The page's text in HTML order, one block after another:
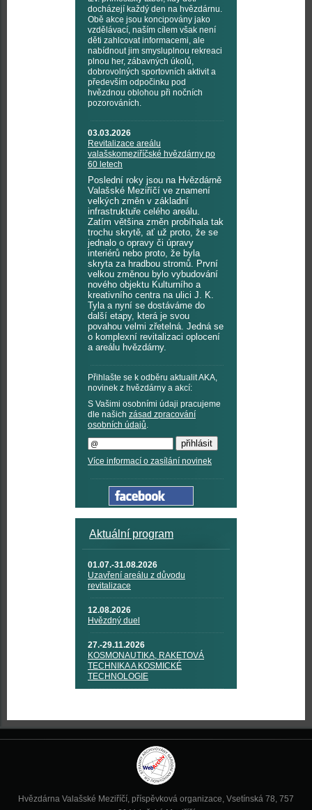
docházejí každý den na hvězdárnu.
Obě akce jsou koncipovány jako
vzdělávací, naším cílem však není
děti zahlcovat informacemi, ale
nabídnout jim smysluplnou rekreaci
plnou her, zábavných úkolů,
dobrovolných sportovních aktivit a
především odpočinku pod
hvězdnou oblohou při nočních
pozorováních.
03.03.2026
Revitalizace areálu
valašskomeziříčské hvězdárny po
60 letech
Poslední roky jsou na Hvězdárně
Valašské Meziříčí ve znamení
velkých změn v základní
infrastruktuře celého areálu.
Zatím většina změn probíhala tak
trochu skrytě, ať už proto, že se
jednalo o opravy či úpravy
interiérů nebo proto, že byla
skryta za hradbou stromů. První
velkou změnou bylo vybudování
nového objektu Kulturního a
kreativního centra na ulici J. K.
Tyla a nyní se dostáváme do
další etapy, která je svou
povahou velmi zřetelná. Jedná se
o komplexní revitalizaci oplocení
a areálu hvězdárny.
Přihlašte se k odběru aktualit AKA,
novinek z hvězdárny a akcí:
S Vašimi osobními údaji pracujeme
dle našich zásad zpracování
osobních údajů.
Více informací o zasílání novinek
Aktuální program
01.07.-31.08.2026
Uzavření areálu z důvodu
revitalizace
12.08.2026
Hvězdný duel
27.-29.11.2026
KOSMONAUTIKA, RAKETOVÁ
TECHNIKA A KOSMICKÉ
TECHNOLOGIE
Hvězdárna Valašské Meziříčí, příspěvková organizace, Vsetínská 78, 757